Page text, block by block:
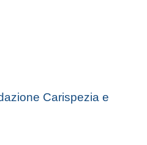
Carispezia e